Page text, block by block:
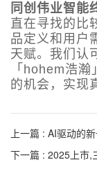
同创伟业智能
直在寻找的比
品定义和用户
天赋。我们认
「hohem浩
的机会，实现
下一篇 : 2025上市,